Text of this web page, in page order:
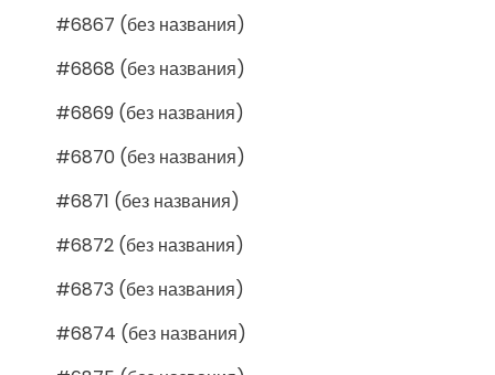
#6867 (без названия)
#6868 (без названия)
#6869 (без названия)
#6870 (без названия)
#6871 (без названия)
#6872 (без названия)
#6873 (без названия)
#6874 (без названия)